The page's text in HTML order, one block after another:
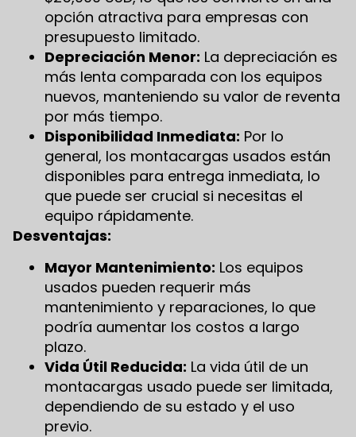
opción atractiva para empresas con
presupuesto limitado.
Depreciación Menor: La depreciación es
más lenta comparada con los equipos
nuevos, manteniendo su valor de reventa
por más tiempo.
Disponibilidad Inmediata: Por lo
general, los montacargas usados están
disponibles para entrega inmediata, lo
que puede ser crucial si necesitas el
equipo rápidamente.
Desventajas:
Mayor Mantenimiento: Los equipos
usados pueden requerir más
mantenimiento y reparaciones, lo que
podría aumentar los costos a largo
plazo.
Vida Útil Reducida: La vida útil de un
montacargas usado puede ser limitada,
dependiendo de su estado y el uso
previo.